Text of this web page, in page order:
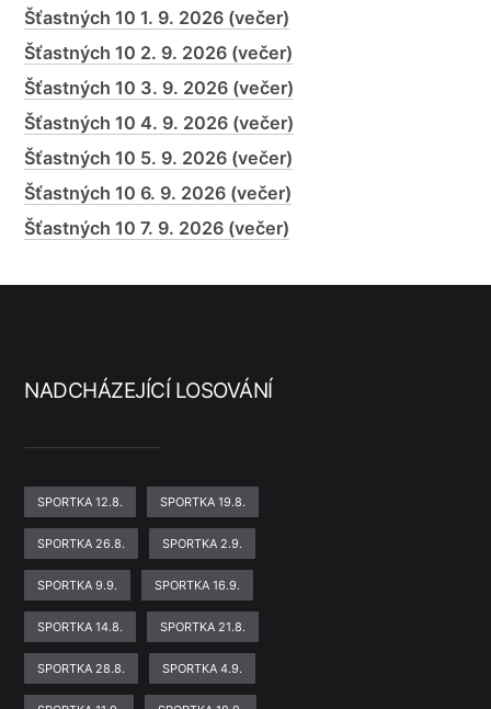
Šťastných 10 1. 9. 2026 (večer)
Šťastných 10 2. 9. 2026 (večer)
Šťastných 10 3. 9. 2026 (večer)
Šťastných 10 4. 9. 2026 (večer)
Šťastných 10 5. 9. 2026 (večer)
Šťastných 10 6. 9. 2026 (večer)
Šťastných 10 7. 9. 2026 (večer)
NADCHÁZEJÍCÍ LOSOVÁNÍ
SPORTKA 12.8. SPORTKA 19.8.
SPORTKA 26.8. SPORTKA 2.9.
SPORTKA 9.9. SPORTKA 16.9.
SPORTKA 14.8. SPORTKA 21.8.
SPORTKA 28.8. SPORTKA 4.9.